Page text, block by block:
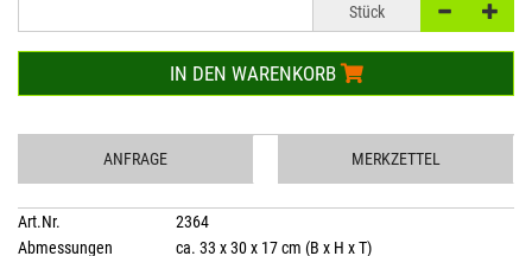
Stück
IN DEN WARENKORB
ANFRAGE MERKZETTEL
Art.Nr.
2364
Abmessungen
ca. 33 x 30 x 17 cm (B x H x T)